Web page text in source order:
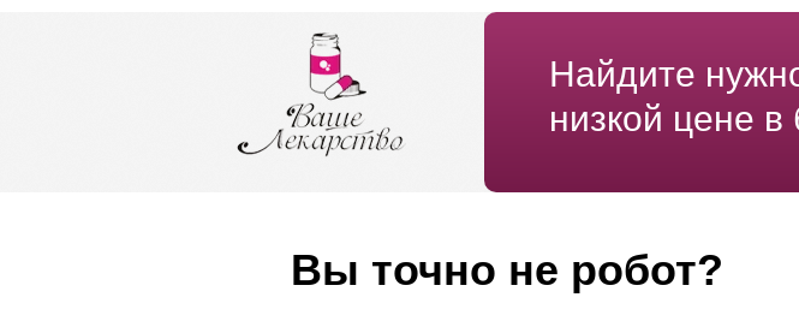
Найдите
низкой цене
Вы точно не робот?